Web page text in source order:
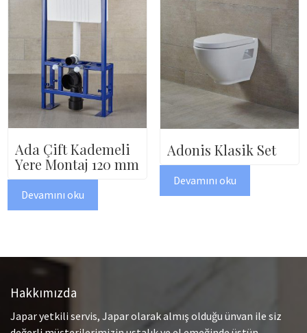
Ada Çift Kademeli
Yere Montaj 120 mm
Devamını oku
Adonis Klasik Set
Devamını oku
Hakkımızda
Japar yetkili servis, Japar olarak almış olduğu ünvan ile siz